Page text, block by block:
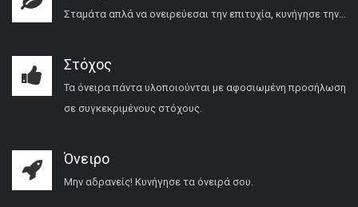
Σταμάτα απλά να ονειρεύεσαι την επιτυχία, κυνήγησε την…
Στόχος
Τα όνειρα πάντα υλοποιούνται με αφοσιωμένη προσήλωση
σε συγκεκριμένους στόχους.
Όνειρο
Μην αδρανείς! Κυνήγησε τα όνειρά σου.